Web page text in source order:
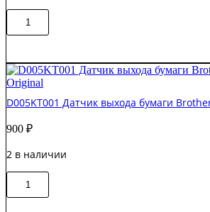
Количество
товара
реле
Brother
HL-
L5100
D005KT001 Датчик выхода бумаги
900 ₽
2 в наличии
Количество
товара